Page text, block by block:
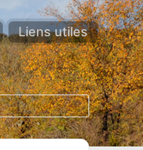
Liens utiles